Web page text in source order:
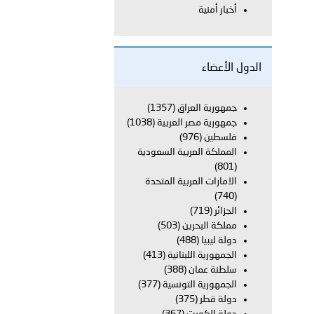
تطلع وفد الشرطة الإيطالية على منظومتي التأهيل الشرطي
تنظم حملة للتبرع بالدم في منطقة الظفرة تعزيزا للمسؤولية
الأميريين معالي النائب الأول لرئيس مجلس الوزراء
العام..
في أعمال الاجتماع الثالث عشر للجنة رؤساء الاتحادات الرياضية
أخبار أمنية
الدول الأعضاء
جمهورية العراق (1357)
جمهورية مصر العربية (1038)
فلسطين(976)
المملكة العربية السعودية
(801)
الامارات العربية المتحدة
(740)
الجزائر (719)
مملكة البحرين (503)
دولة ليبيا (488)
الجمهورية اللبنانية (413)
سلطنة عمان (388)
الجمهورية التونسية (377)
دولة قطر (375)